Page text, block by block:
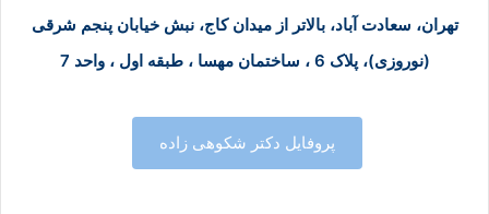
تهران، سعادت آباد، بالاتر از میدان کاج، نبش خیابان پنجم شرقی
(نوروزی)، پلاک 6 ، ساختمان مهسا ، طبقه اول ، واحد 7
پروفایل دکتر شکوهی زاده